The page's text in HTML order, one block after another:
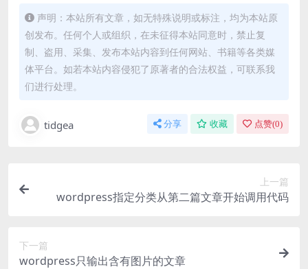
声明：本站所有文章，如无特殊说明或标注，均为本站原
创发布。任何个人或组织，在未征得本站同意时，禁止复
制、盗用、采集、发布本站内容到任何网站、书籍等各类媒
体平台。如若本站内容侵犯了原著者的合法权益，可联系我
们进行处理。
tidgea 分享 收藏 点赞(0)
上一篇
wordpress指定分类从第二篇文章开始调用代码
下一篇
wordpress只输出含有图片的文章